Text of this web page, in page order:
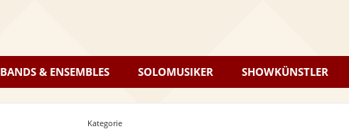
BANDS & ENSEMBLES SOLOMUSIKER SHOWKÜNSTLER
Kategorie